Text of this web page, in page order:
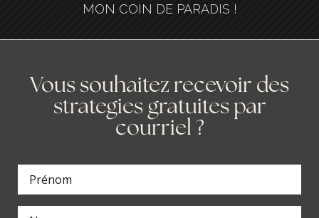
MON COIN DE PARADIS !
Vous souhaitez recevoir des
strategies gratuites par
courriel ?